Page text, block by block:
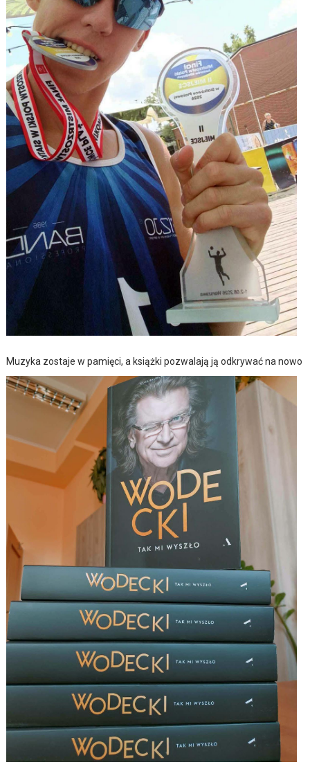
Muzyka zostaje w pamięci, a książki pozwalają ją odkrywać na nowo